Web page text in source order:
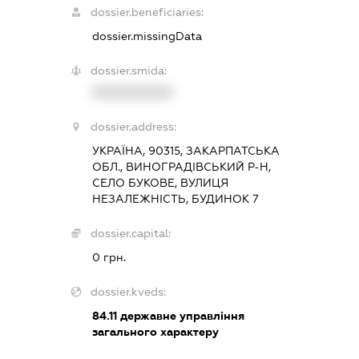
dossier.beneficiaries:
dossier.missingData
dossier.smida:
dossier.address:
УКРАЇНА, 90315, ЗАКАРПАТСЬКА
ОБЛ., ВИНОГРАДІВСЬКИЙ Р-Н,
СЕЛО БУКОВЕ, ВУЛИЦЯ
НЕЗАЛЕЖНІСТЬ, БУДИНОК 7
dossier.capital:
0 грн.
dossier.kveds:
84.11державне управління
загального характеру